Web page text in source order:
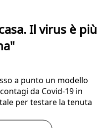
Il virus è più
a punto un modello
da Covid-19 in
per testare la tenuta